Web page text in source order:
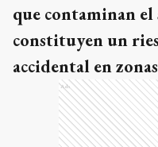
que contaminan el
constituyen un
accidental en
Ads